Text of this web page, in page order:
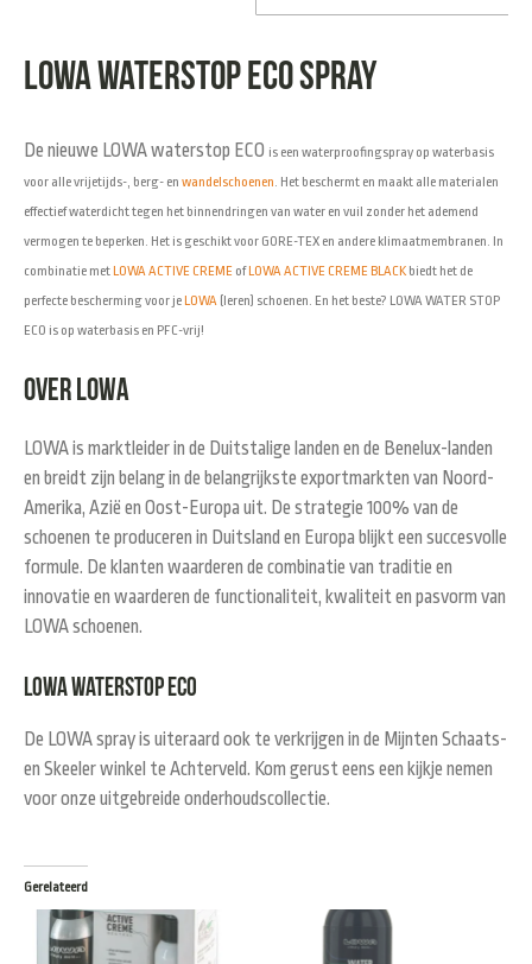
LOWA waterstop ECO spray
De nieuwe LOWA waterstop ECO is een waterproofingspray op waterbasis
voor alle vrijetijds-, berg- en wandelschoenen. Het beschermt en maakt alle materialen
effectief waterdicht tegen het binnendringen van water en vuil zonder het ademend
vermogen te beperken. Het is geschikt voor GORE-TEX en andere klimaatmembranen. In
combinatie met LOWA ACTIVE CREME of LOWA ACTIVE CREME BLACK biedt het de
perfecte bescherming voor je LOWA (leren) schoenen. En het beste? LOWA WATER STOP
ECO is op waterbasis en PFC-vrij!
Over LOWA
LOWA is marktleider in de Duitstalige landen en de Benelux-landen
en breidt zijn belang in de belangrijkste exportmarkten van Noord-
Amerika, Azië en Oost-Europa uit. De strategie 100% van de
schoenen te produceren in Duitsland en Europa blijkt een succesvolle
formule. De klanten waarderen de combinatie van traditie en
innovatie en waarderen de functionaliteit, kwaliteit en pasvorm van
LOWA schoenen.
LOWA waterstop ECO
De LOWA spray is uiteraard ook te verkrijgen in de Mijnten Schaats-
en Skeeler winkel te Achterveld. Kom gerust eens een kijkje nemen
voor onze uitgebreide onderhoudscollectie.
Gerelateerd